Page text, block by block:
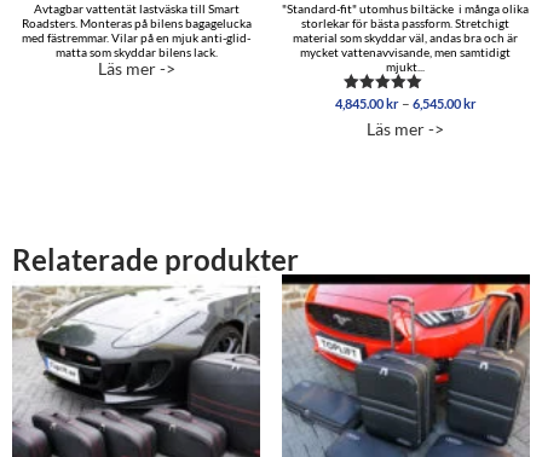
Avtagbar vattentät lastväska till Smart
Roadsters. Monteras på bilens bagagelucka
med fästremmar. Vilar på en mjuk anti-glid-
matta som skyddar bilens lack.
Läs mer ->
"Standard-fit" utomhus biltäcke i många olika
storlekar för bästa passform. Stretchigt
material som skyddar väl, andas bra och är
mycket vattenavvisande, men samtidigt
mjukt...
Betygsatt
av 5
4,845.00kr – 6,545.00kr
Läs mer ->
Relaterade produkter